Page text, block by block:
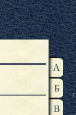
А
Б
В